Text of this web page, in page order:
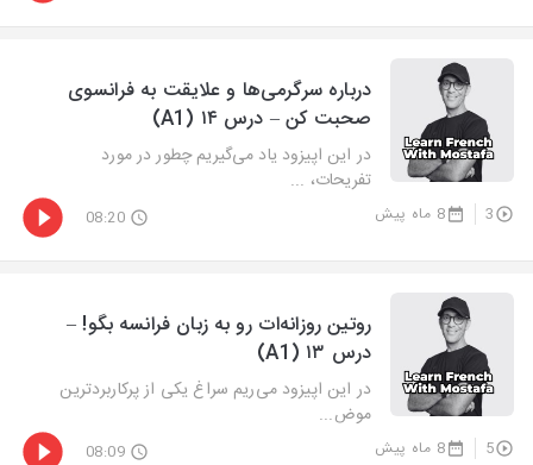
درباره سرگرمی‌ها و علایقت به فرانسوی
صحبت کن – درس ۱۴ (A1)
در این اپیزود یاد می‌گیریم چطور در مورد
تفریحات، ...
3 8 ماه پیش 08:20
روتین روزانه‌ات رو به زبان فرانسه بگو! –
درس ۱۳ (A1)
در این اپیزود می‌ریم سراغ یکی از پرکاربردترین
موض...
5 8 ماه پیش 08:09